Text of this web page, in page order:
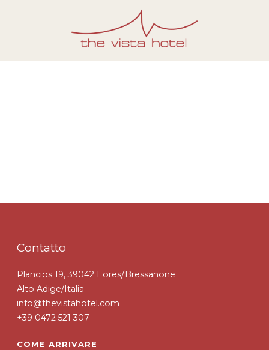
Contatto
Plancios 19, 39042 Eores/Bressanone
Alto Adige/Italia
info@thevistahotel.com
+39 0472 521 307
COME ARRIVARE